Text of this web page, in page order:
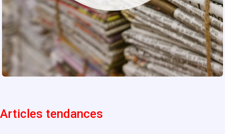
Articles tendances